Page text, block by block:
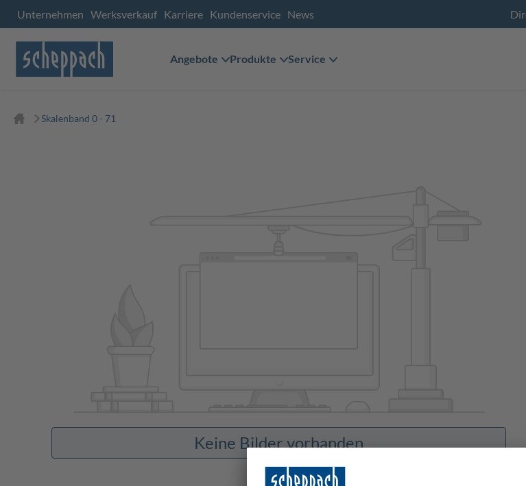
Unternehmen Werksverkauf Karriere Kundenservice News
Angebote Produkte Service
Skalenband 0 - 71
Keine Bilder vorhanden